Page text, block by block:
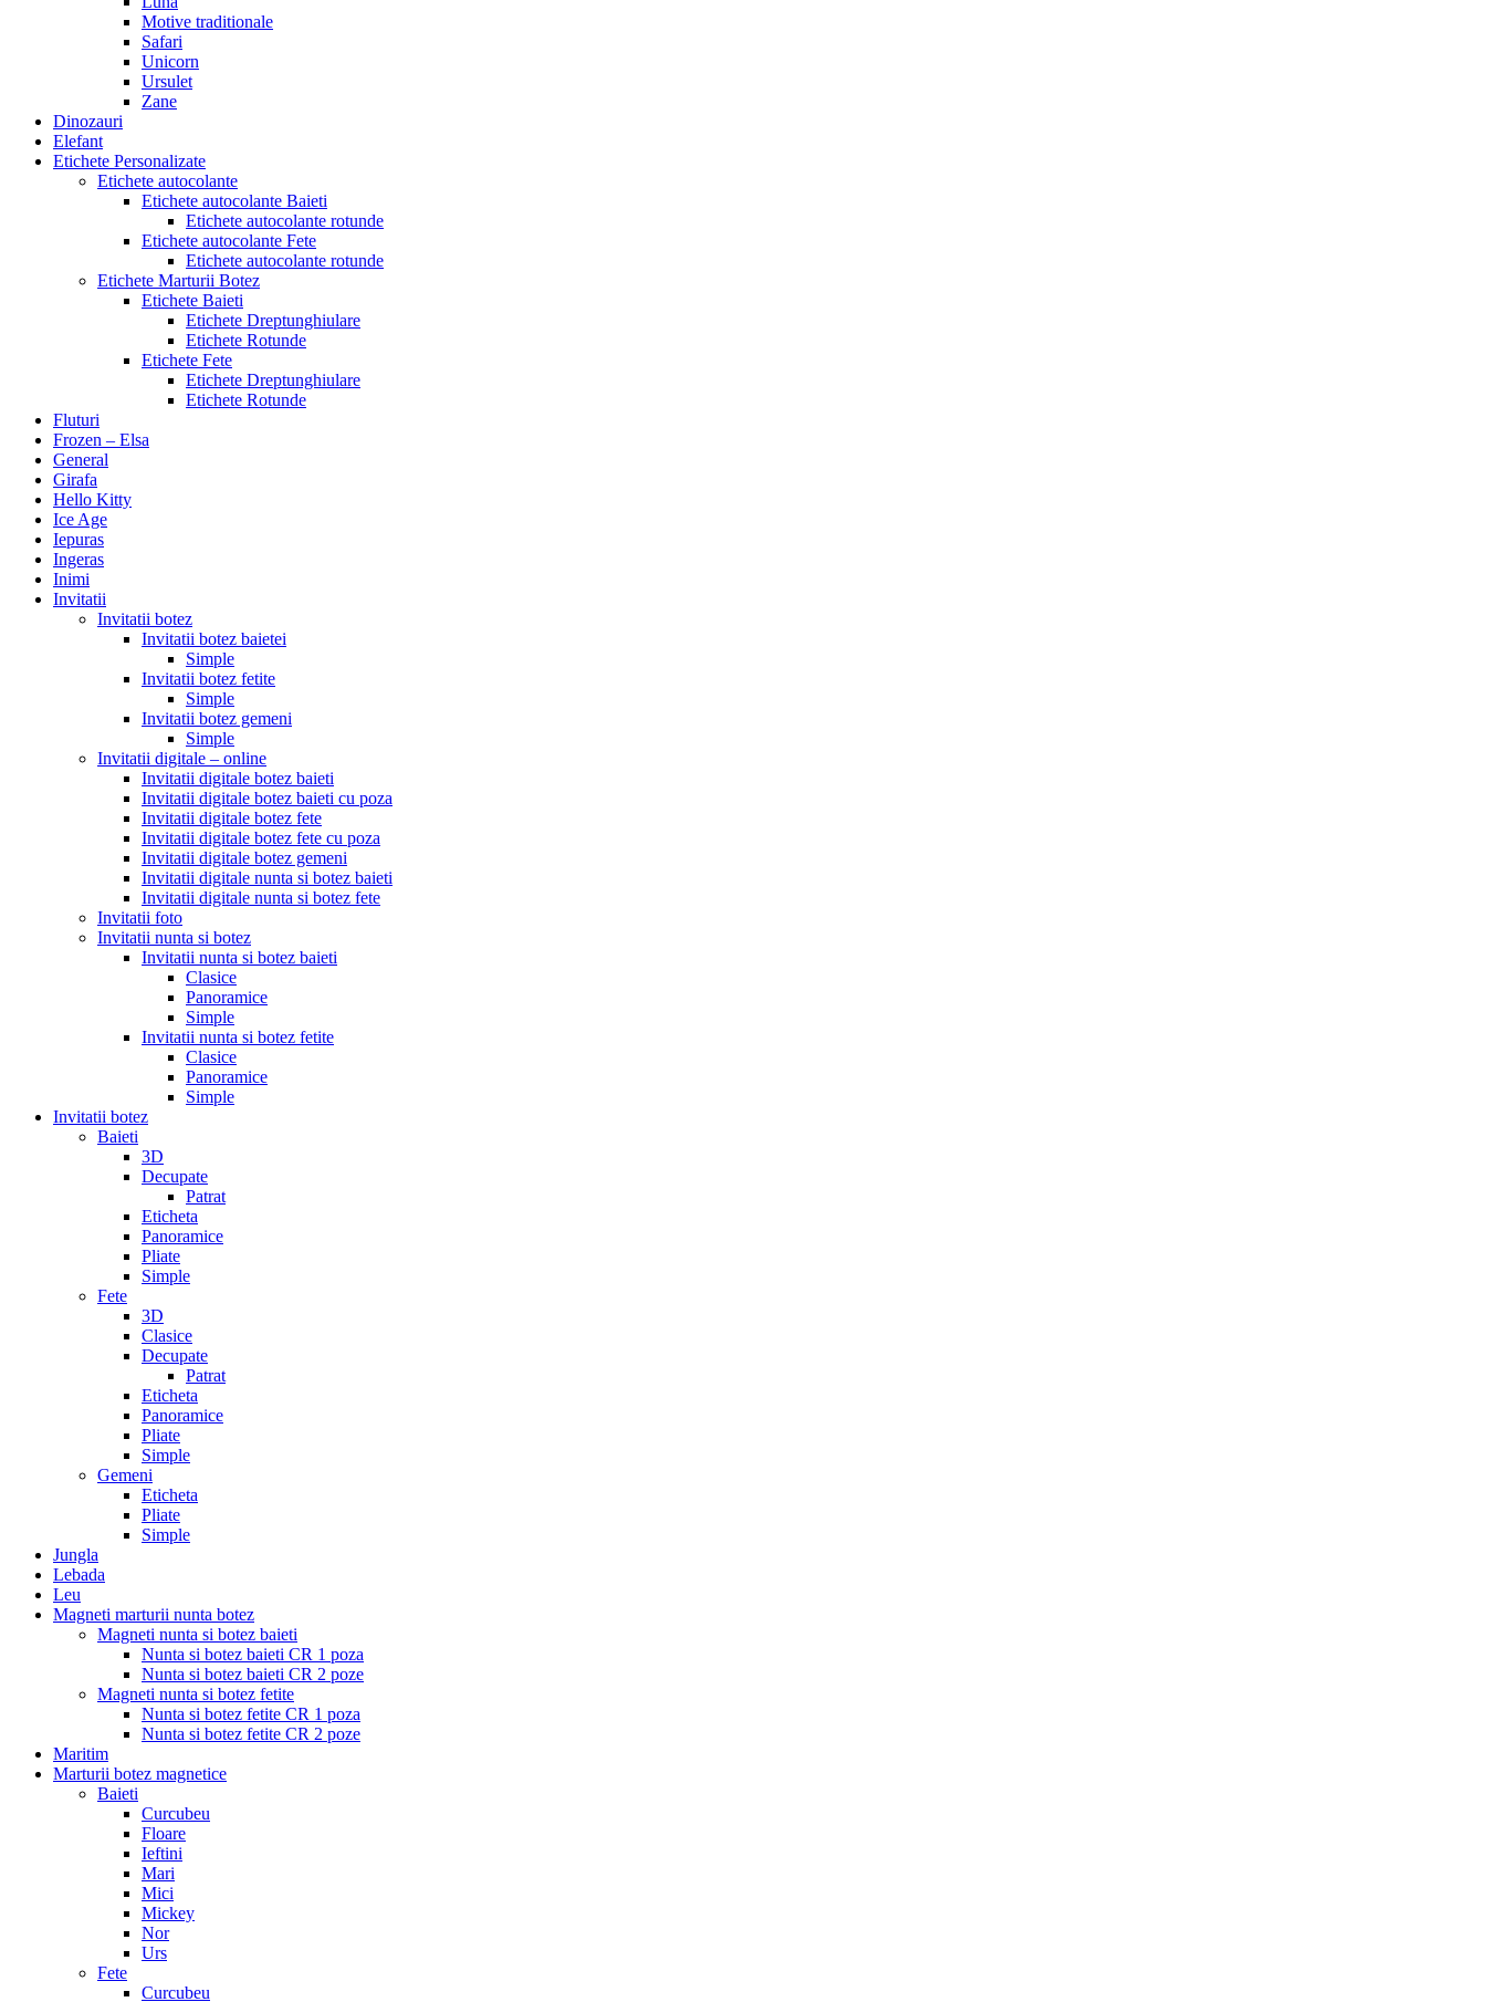
Motive traditionale
Safari
Unicorn
Ursulet
Zane
Dinozauri
Elefant
Etichete Personalizate
Etichete autocolante
Etichete autocolante Baieti
Etichete autocolante rotunde
Etichete autocolante Fete
Etichete autocolante rotunde
Etichete Marturii Botez
Etichete Baieti
Etichete Dreptunghiulare
Etichete Rotunde
Etichete Fete
Etichete Dreptunghiulare
Etichete Rotunde
Fluturi
Frozen – Elsa
General
Girafa
Hello Kitty
Ice Age
Iepuras
Ingeras
Inimi
Invitatii
Invitatii botez
Invitatii botez baietei
Simple
Invitatii botez fetite
Simple
Invitatii botez gemeni
Simple
Invitatii digitale – online
Invitatii digitale botez baieti
Invitatii digitale botez baieti cu poza
Invitatii digitale botez fete
Invitatii digitale botez fete cu poza
Invitatii digitale botez gemeni
Invitatii digitale nunta si botez baieti
Invitatii digitale nunta si botez fete
Invitatii foto
Invitatii nunta si botez
Invitatii nunta si botez baieti
Clasice
Panoramice
Simple
Invitatii nunta si botez fetite
Clasice
Panoramice
Simple
Invitatii botez
Baieti
3D
Decupate
Patrat
Eticheta
Panoramice
Pliate
Simple
Fete
3D
Clasice
Decupate
Patrat
Eticheta
Panoramice
Pliate
Simple
Gemeni
Eticheta
Pliate
Simple
Jungla
Lebada
Leu
Magneti marturii nunta botez
Magneti nunta si botez baieti
Nunta si botez baieti CR 1 poza
Nunta si botez baieti CR 2 poze
Magneti nunta si botez fetite
Nunta si botez fetite CR 1 poza
Nunta si botez fetite CR 2 poze
Maritim
Marturii botez magnetice
Baieti
Curcubeu
Floare
Ieftini
Mari
Mici
Mickey
Nor
Urs
Fete
Curcubeu